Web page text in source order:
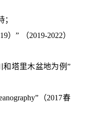
；
” （2019-2022）
塔里木盆地为例”
（2017春